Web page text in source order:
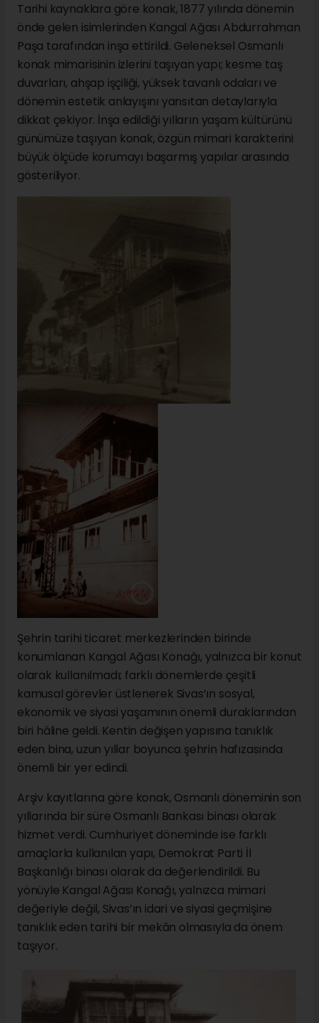
Tarihi kaynaklara göre konak, 1877 yılında dönemin
önde gelen isimlerinden Kangal Ağası Abdurrahman
Paşa tarafından inşa ettirildi. Geleneksel Osmanlı
konak mimarisinin izlerini taşıyan yapı; kesme taş
duvarları, ahşap işçiliği, yüksek tavanlı odaları ve
dönemin estetik anlayışını yansıtan detaylarıyla
dikkat çekiyor. İnşa edildiği yılların yaşam kültürünü
günümüze taşıyan konak, özgün mimari karakterini
büyük ölçüde korumayı başarmış yapılar arasında
gösteriliyor.
Şehrin tarihi ticaret merkezlerinden birinde
konumlanan Kangal Ağası Konağı, yalnızca bir konut
olarak kullanılmadı; farklı dönemlerde çeşitli
kamusal görevler üstlenerek Sivas’ın sosyal,
ekonomik ve siyasi yaşamının önemli duraklarından
biri hâline geldi. Kentin değişen yapısına tanıklık
eden bina, uzun yıllar boyunca şehrin hafızasında
önemli bir yer edindi.
Arşiv kayıtlarına göre konak, Osmanlı döneminin son
yıllarında bir süre Osmanlı Bankası binası olarak
hizmet verdi. Cumhuriyet döneminde ise farklı
amaçlarla kullanılan yapı, Demokrat Parti İl
Başkanlığı binası olarak da değerlendirildi. Bu
yönüyle Kangal Ağası Konağı, yalnızca mimari
değeriyle değil, Sivas’ın idari ve siyasi geçmişine
tanıklık eden tarihi bir mekân olmasıyla da önem
taşıyor.